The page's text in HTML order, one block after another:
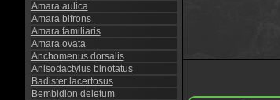
Amara aulica
Amara bifrons
Amara familiaris
Amara ovata
Anchomenus dorsalis
Anisodactylus binotatus
Badister lacertosus
Bembidion deletum